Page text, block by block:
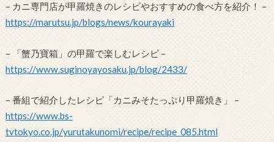
– カニ専門店が甲羅焼きのレシピやおすすめの食べ方を紹介！ –
https://marutsu.jp/blogs/news/kourayaki
– 「蟹乃寶箱」の甲羅で楽しむレシピ –
https://www.suginoyayosaku.jp/blog/2433/
– 番組で紹介したレシピ「カニみそたっぷり甲羅焼き」 –
https://www.bs-
tvtokyo.co.jp/yurutakunomi/recipe/recipe_085.html